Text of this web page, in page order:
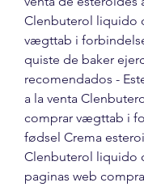
Clenbuterol liquido
vægttab i
quiste de baker
recomendados -
a la venta
comprar vægttab i
fødsel Crema
Clenbuterol liquido
paginas web